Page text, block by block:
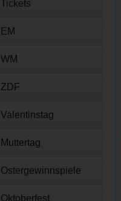
Tickets
EM
WM
ZDF
Valentinstag
Muttertag
Ostergewinnspiele
Oktoberfest